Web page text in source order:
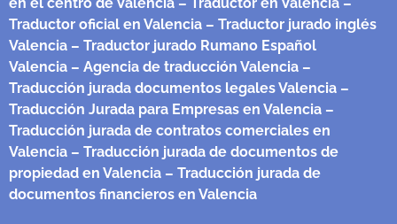
Traductor oficial en Valencia – Traductor jurado inglés
Valencia – Traductor jurado Rumano Español
Valencia – Agencia de traducción Valencia –
Traducción jurada documentos legales Valencia –
Traducción Jurada para Empresas en Valencia –
Traducción jurada de contratos comerciales en
Valencia – Traducción jurada de documentos de
propiedad en Valencia – Traducción jurada de
documentos financieros en Valencia